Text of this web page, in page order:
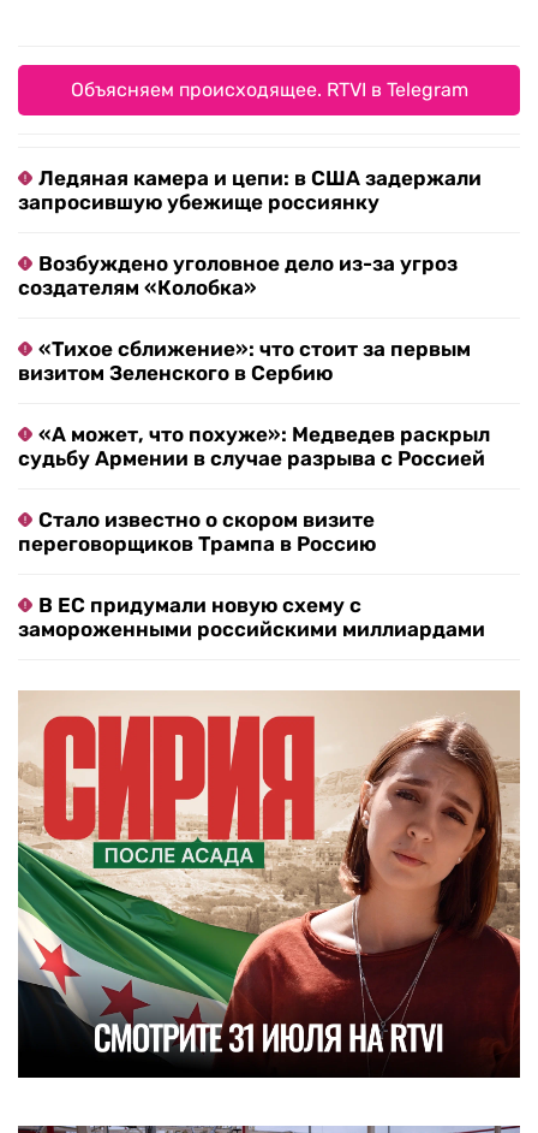
Объясняем происходящее. RTVI в Telegram
Ледяная камера и цепи: в США задержали
запросившую убежище россиянку
Возбуждено уголовное дело из-за угроз
создателям «Колобка»
«Тихое сближение»: что стоит за первым
визитом Зеленского в Сербию
«А может, что похуже»: Медведев раскрыл
судьбу Армении в случае разрыва с Россией
Стало известно о скором визите
переговорщиков Трампа в Россию
В ЕС придумали новую схему с
замороженными российскими миллиардами